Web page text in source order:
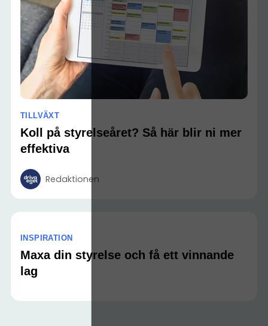
TILLVÄXT
Koll på styrelseåret? Så här blir ni mer
effektiva
Redaktionen
INSPIRATION
Maxa din styrelse och få ett vinnande
lag